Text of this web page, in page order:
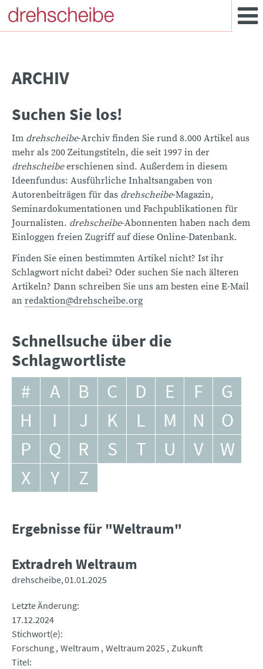
ARCHIV
Suchen Sie los!
Im drehscheibe-Archiv finden Sie rund 8.000 Artikel aus
mehr als 200 Zeitungstiteln, die seit 1997 in der
drehscheibeerschienen sind. Außerdem in diesem
Ideenfundus: Ausführliche Inhaltsangaben von
Autorenbeiträgen für das drehscheibe-Magazin,
Seminardokumentationen und Fachpublikationen für
Journalisten. drehscheibe-Abonnenten haben nach dem
Einloggen freien Zugriff auf diese Online-Datenbank.
Finden Sie einen bestimmten Artikel nicht? Ist ihr
Schlagwort nicht dabei? Oder suchen Sie nach älteren
Artikeln? Dann schreiben Sie uns am besten eine E-Mail
an redaktion@drehscheibe.org
Schnellsuche über die
Schlagwortliste
# A B C D E F
G
H
I J K L M N
O
P
Q R S T U V
W
X
Y Z
Ergebnisse für "Weltraum"
Extradreh Weltraum
drehscheibe 01.01.2025
Letzte Änderung
17.12.2024
Stichwort(e)
Forschung Weltraum Weltraum 2025 Zukunft
Titel